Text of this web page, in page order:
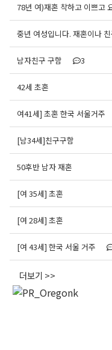
78년 여)재혼 착하고 이쁘고
중년 여성입니다. 재혼이나
남자친구 구함 3
42세 초혼
여41세] 초혼 한국 서울거주
[남34세]친구구함
50후반 남자 재혼
[여 35세] 초혼
[여 28세] 초혼
[여 43세] 한국 서울 거주
더보기 >>